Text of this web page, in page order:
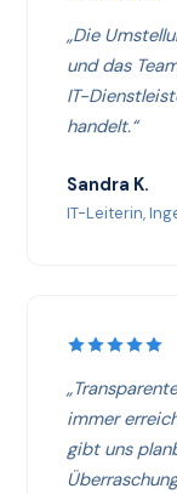
„Die
und das
IT-
handelt.“
Sandra K.
IT-Leiterin,
immer
gibt uns